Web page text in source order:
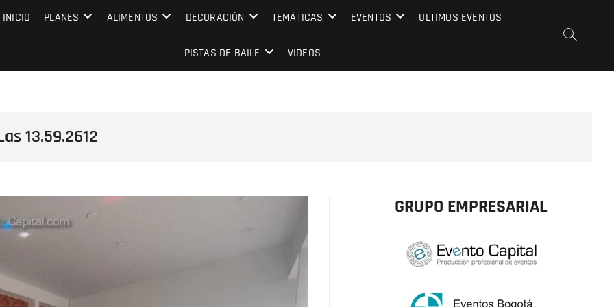
EVENTO CAPITAL
INICIO PLANES ALIMENTOS DECORACIÓN TEMÁTICAS EVENTOS ULTIMOS EVENTOS
PISTAS DE BAILE VIDEOS
13.59.2612
GRUPO EMPRESARIAL